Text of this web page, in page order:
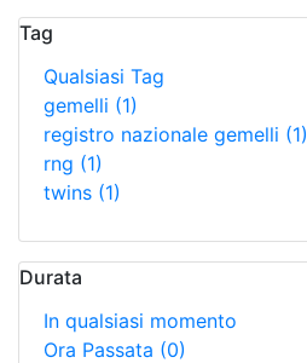
Tag
Qualsiasi Tag
gemelli (1)
registro nazionale gemelli (1)
rng (1)
twins (1)
Durata
In qualsiasi momento
Ora Passata (0)